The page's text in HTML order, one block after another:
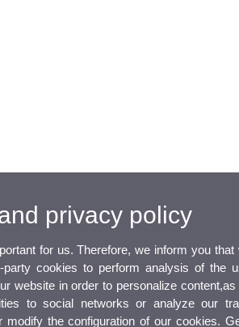
privacy policy
for us. Therefore, we inform you that
party cookies to perform analysis of the
website in order to personalize
to social networks or analyze our
modify the configuration of our cookies.